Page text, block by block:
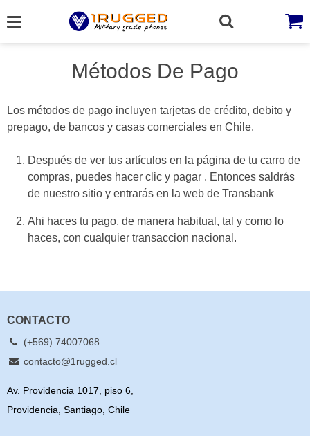
to
Métodos De Pago
Los métodos de pago incluyen tarjetas de crédito, debito y
prepago, de bancos y casas comerciales en Chile.
Después de ver tus artículos en la página de tu carro de
compras, puedes hacer clic y pagar . Entonces saldrás
de nuestro sitio y entrarás en la web de Transbank
Ahi haces tu pago, de manera habitual, tal y como lo
haces, con cualquier transaccion nacional.
CONTACTO
(+569) 74007068
contacto@1rugged.cl
Av. Providencia 1017, piso 6,
Providencia, Santiago, Chile